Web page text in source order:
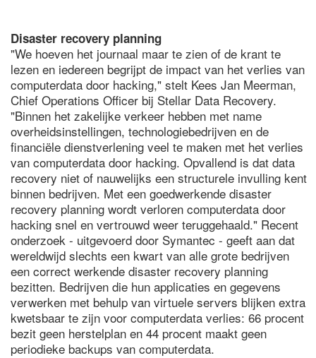
Disaster recovery planning
"We hoeven het journaal maar te zien of de krant te
lezen en iedereen begrijpt de impact van het verlies van
computerdata door hacking," stelt Kees Jan Meerman,
Chief Operations Officer bij Stellar Data Recovery.
"Binnen het zakelijke verkeer hebben met name
overheidsinstellingen, technologiebedrijven en de
financiële dienstverlening veel te maken met het verlies
van computerdata door hacking. Opvallend is dat data
recovery niet of nauwelijks een structurele invulling kent
binnen bedrijven. Met een goedwerkende disaster
recovery planning wordt verloren computerdata door
hacking snel en vertrouwd weer teruggehaald." Recent
onderzoek - uitgevoerd door Symantec - geeft aan dat
wereldwijd slechts een kwart van alle grote bedrijven
een correct werkende disaster recovery planning
bezitten. Bedrijven die hun applicaties en gegevens
verwerken met behulp van virtuele servers blijken extra
kwetsbaar te zijn voor computerdata verlies: 66 procent
bezit geen herstelplan en 44 procent maakt geen
periodieke backups van computerdata.